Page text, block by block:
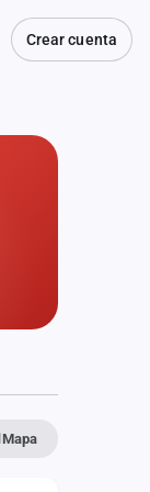
Crear cuenta
Mapa